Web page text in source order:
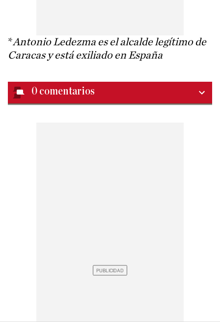
*Antonio Ledezma es el alcalde legítimo de
Caracas y está exiliado en España
0 comentarios